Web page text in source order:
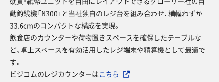
動釣銭機「N300」と当社独自のレジ台を組み合わせ、横幅わずか
33.6cmのコンパクトな構成を実現。
飲食店のカウンターや荷物置きスペースを確保したテーブルな
ど、卓上スペースを有効活用したレジ端末や精算機として最適で
す。
ビジコムのレジカウンターは こちら